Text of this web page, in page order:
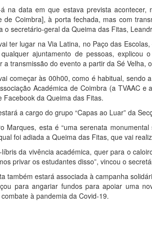
á na data em que estava prevista
de Coimbra], à porta fechada, mas com
o secretário-geral da Queima das Fitas,
ter lugar na Via Latina, no Paço das
ajuntamento de pessoas, explicou
a transmissão do evento a partir da Sé
começar às 00h00, como é habitual, sendo
Académica de Coimbra (a TVAAC
Facebook da Queima das Fitas.
a cargo do grupo “Capas ao Luar” da
Marques, esta é “uma serenata
foi adiada a Queima das Fitas, que vai
líbris da vivência académica, quer para o
privar os estudantes disso”, vincou o
também estará associada à campanha
para angariar fundos para apoiar uma
à pandemia da Covid-19.